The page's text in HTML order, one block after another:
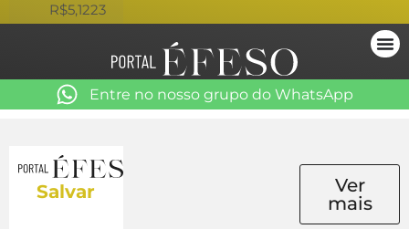
R$5,1223
Entre no nosso grupo do WhatsApp
Salvar
Ver
mais